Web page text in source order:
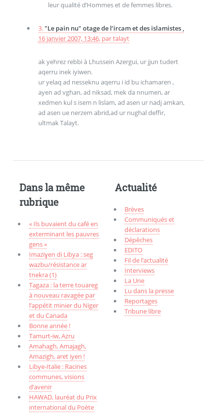
leur qualité d’Hommes et de femmes libres.
3. "Le pain nu" otage de l’ircam et des islamistes ,
16 janvier 2007, 13:46, partalayt
ak yehrez rebbi à Lhussein Azergui, ur jjun tudert
aqerru inek iyiwen.
ur yelaq ad nesseknu aqerru i id bu ichamaren ,
ayen ad vghan, ad niksad, mek da nnumen, ar
xedmen kul s isem n lislam, ad asen ur nadj amkan,
ad asen ue nerzem abrid,ad ur nughal deffir,
ultmak Talayt.
Dans la même
rubrique
« Ils buvaient du café en
exterminant les pauvres
gens »
Imaziɣen di Libya : seg
wazbu/résistance ar
tnekra (1)
Tagaza : la terre touareg
à nouveau ravagée par
l’appétit minier du Niger
et du Canada
Bonne année !
Tamurt-iw, Aẓru
Amahagh, Amajagh,
Amazigh, aret iyen !
Libye-Italie : Racines
communes, visions
d’avenir
HAWAD, lauréat du Prix
international du Poète
Actualité
Brèves
Communiqués et
déclarations
Dépêches
EDITO
Fil de l’actualité
Interviews
La Une
Lu dans la presse
Reportages
Tribune libre